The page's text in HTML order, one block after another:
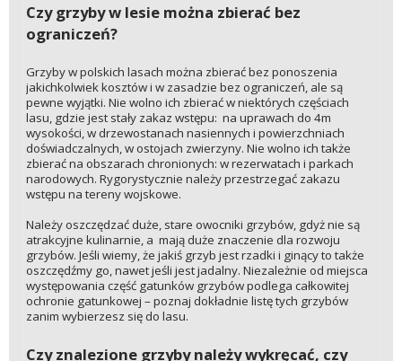
Czy grzyby w lesie można zbierać bez
ograniczeń?
Grzyby w polskich lasach można zbierać bez ponoszenia
jakichkolwiek kosztów i w zasadzie bez ograniczeń, ale są
pewne wyjątki. Nie wolno ich zbierać w niektórych częściach
lasu, gdzie jest stały zakaz wstępu: na uprawach do 4m
wysokości, w drzewostanach nasiennych i powierzchniach
doświadczalnych, w ostojach zwierzyny. Nie wolno ich także
zbierać na obszarach chronionych: w rezerwatach i parkach
narodowych. Rygorystycznie należy przestrzegać zakazu
wstępu na tereny wojskowe.
Należy oszczędzać duże, stare owocniki grzybów, gdyż nie są
atrakcyjne kulinarnie, a mają duże znaczenie dla rozwoju
grzybów. Jeśli wiemy, że jakiś grzyb jest rzadki i ginący to także
oszczędźmy go, nawet jeśli jest jadalny. Niezależnie od miejsca
występowania część gatunków grzybów podlega całkowitej
ochronie gatunkowej – poznaj dokładnie listę tych grzybów
zanim wybierzesz się do lasu.
Czy znalezione grzyby należy wykręcać, czy